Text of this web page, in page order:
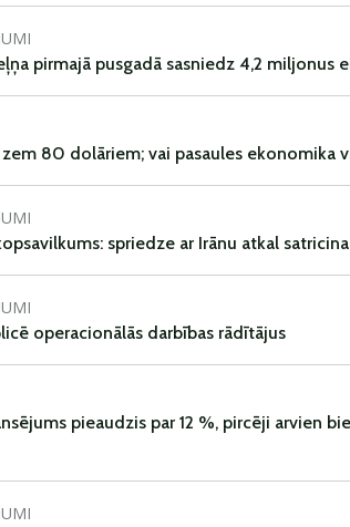
pirmajā pusgadā sasniedz 4,2 miljonus
zem 80 dolāriem; vai pasaules ekonomika
spriedze ar Irānu atkal
operacionālās darbības rādītājus
pieaudzis par 12 %, pircēji arvien